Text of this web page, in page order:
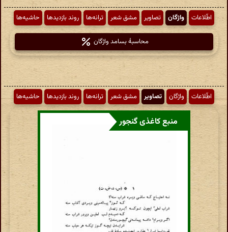
اطّلاعات واژگان تصاویر مشق شعر ترانه‌ها روند بازدیدها حاشیه‌ها
محاسبهٔ بسامد واژگان
اطّلاعات واژگان تصاویر مشق شعر ترانه‌ها روند بازدیدها حاشیه‌ها
منبع کاغذی گنجور